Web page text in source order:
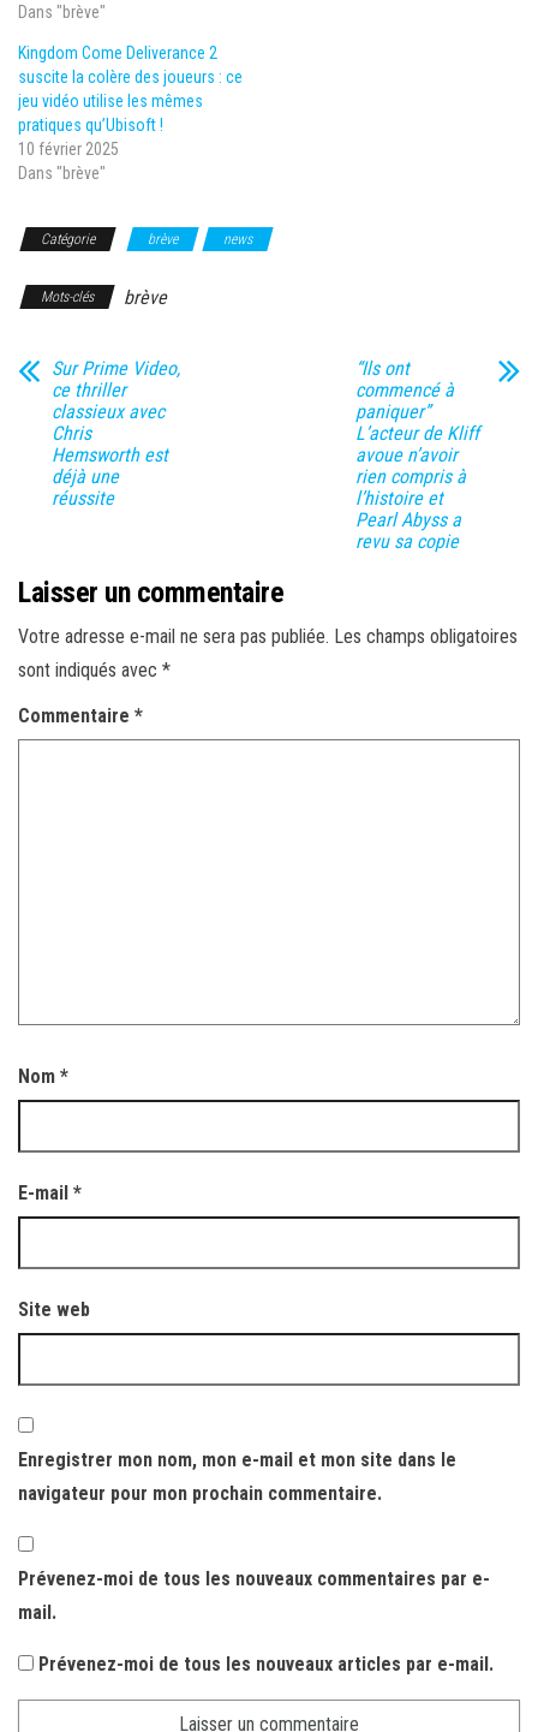
Dans "brève"
Kingdom Come Deliverance 2
suscite la colère des joueurs : ce
jeu vidéo utilise les mêmes
pratiques qu’Ubisoft !
10 février 2025
Dans "brève"
Catégorie brève news
Mots-clés brève
Sur Prime Video,
ce thriller
classieux avec
Chris
Hemsworth est
déjà une
réussite
“Ils ont
commencé à
paniquer”
L’acteur de Kliff
avoue n’avoir
rien compris à
l’histoire et
Pearl Abyss a
revu sa copie
Laisser un commentaire
Votre adresse e-mail ne sera pas publiée. Les champs obligatoires
sont indiqués avec *
Commentaire *
Nom *
E-mail *
Site web
Enregistrer mon nom, mon e-mail et mon site dans le
navigateur pour mon prochain commentaire.
Prévenez-moi de tous les nouveaux commentaires par e-
mail.
Prévenez-moi de tous les nouveaux articles par e-mail.